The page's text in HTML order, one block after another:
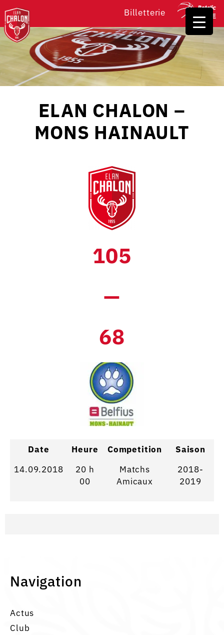
Billetterie
ELAN CHALON –
MONS HAINAULT
105
—
68
Date Heure Competition
Saison
14.09.2018
20 h
00
Matchs
Amicaux
2018-
2019
Navigation
Actus
Club